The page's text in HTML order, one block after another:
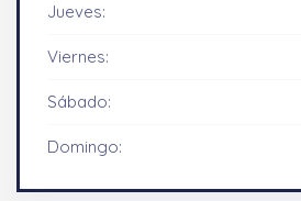
Jueves:
Viernes:
Sábado:
Domingo: